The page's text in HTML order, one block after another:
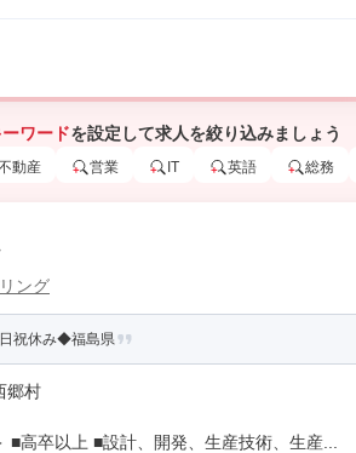
ーワードを設定して求人を絞り込みましょう
動産 営業 IT 英語 総務
ング
祝休み◆福島県
郷村
高卒以上 ■設計、開発、生産技術、生産...